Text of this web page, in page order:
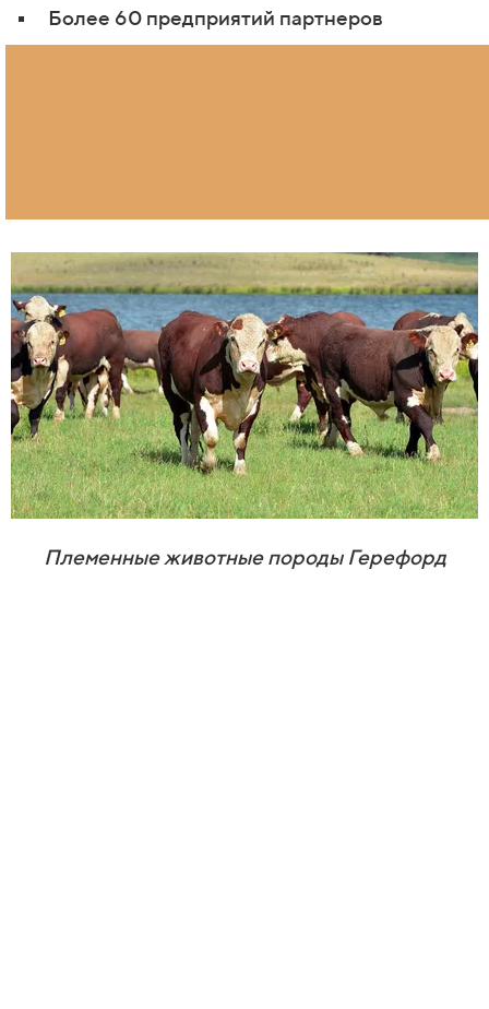
Более 60 предприятий партнеров
Племенные животные породы Герефорд